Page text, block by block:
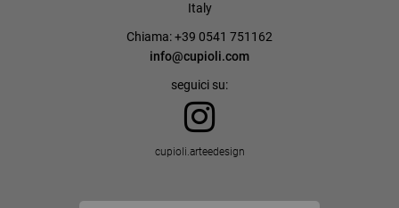
Italy
Chiama: +39 0541 751162
info@cupioli.com
seguici su:
cupioli.arteedesign